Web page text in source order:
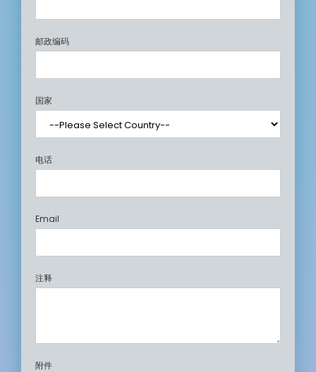
邮政编码
国家
电话
Email
注释
附件